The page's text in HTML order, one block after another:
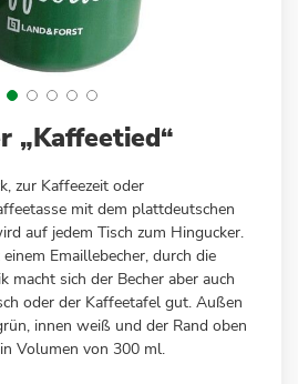
„Kaffeetied“
zur Kaffeezeit oder
mit dem plattdeutschen
auf jedem Tisch zum Hingucker.
Emaillebecher, durch die
macht sich der Becher aber auch
oder der Kaffeetafel gut. Außen
innen weiß und der Rand oben
Volumen von 300 ml.